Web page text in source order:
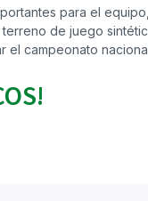
para el
de juego
el campeonato